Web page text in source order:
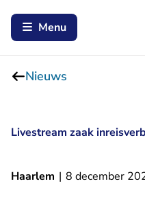
Menu
Nieuws
Livestream zaak
Haarlem | 8 december